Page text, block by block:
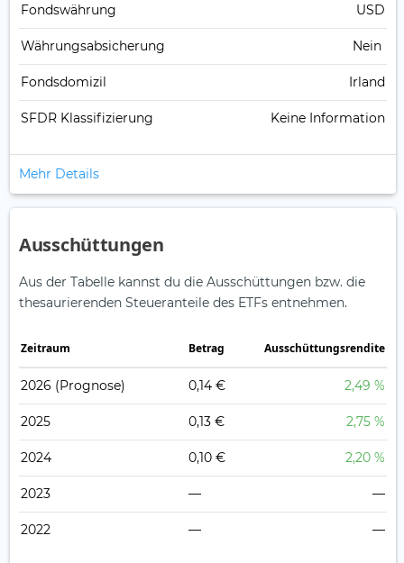
Fonds­währung USD
Währungsabsicherung Nein
Fondsdomizil Irland
SFDR Klassifizierung Keine Information
Mehr Details
Ausschüttungen
Aus der Tabelle kannst du die Ausschüttungen bzw. die
thesaurierenden Steueranteile des ETFs entnehmen.
Zeitraum Betrag Ausschüttungsrendite
2026 (Prognose) 0,14 € 2,49 %
2025 0,13 € 2,75 %
2024 0,10 € 2,20 %
2023 — —
2022 — —